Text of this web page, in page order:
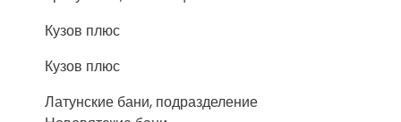
Кузов плюс
Кузов плюс
Латунские бани, подразделение